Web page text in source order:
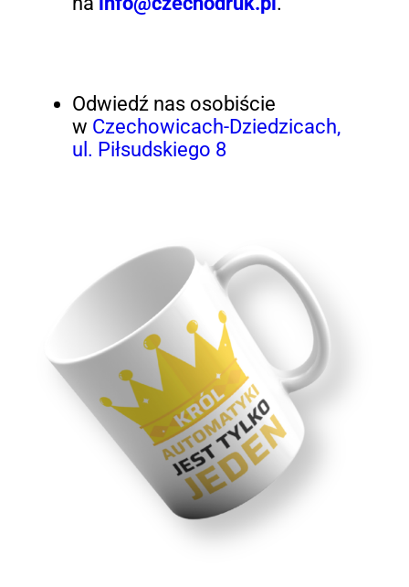
Odwiedź nas osobiście
w Czechowicach-Dziedzicach,
ul. Piłsudskiego 8